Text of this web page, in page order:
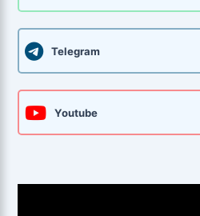
Telegram
Youtube